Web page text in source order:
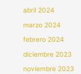
abril 2024
marzo 2024
febrero 2024
diciembre 2023
noviembre 2023